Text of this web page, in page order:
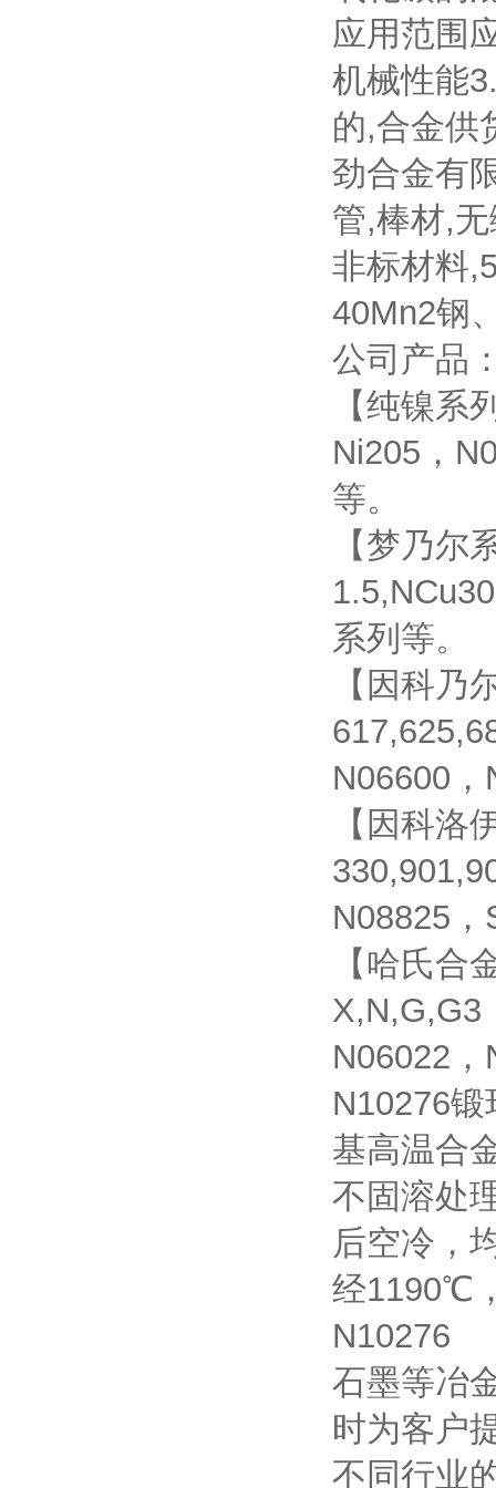
应用范围
机械性能
的,合金
劲合金有
管,棒材,
非标材料
40Mn2钢
公司产品
【纯镍系
Ni205，
等。
【梦乃尔
系列等。
【因科乃
N06600
【因科洛
N08825
【哈氏合
X,N,G,G3
N06022
N10276
基高温合
不固溶处
后空冷，
经1190℃
N10276
石墨等冶
时为客户
不同行业